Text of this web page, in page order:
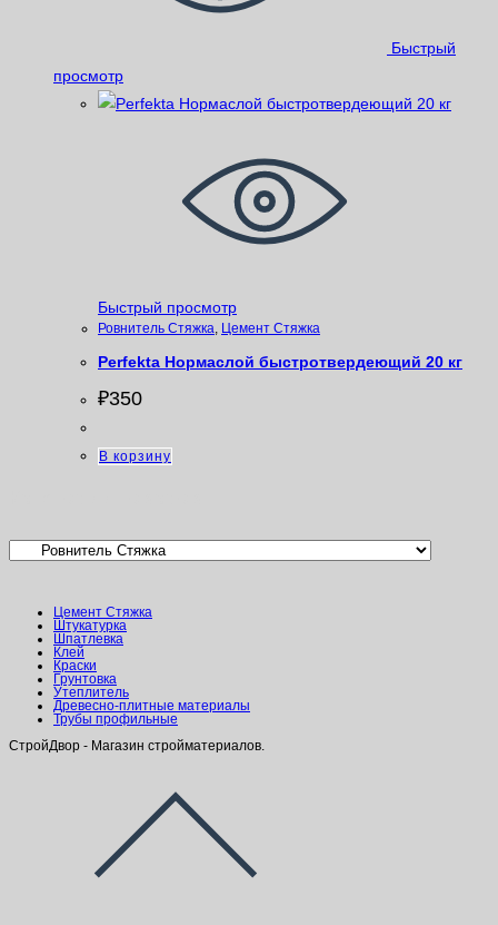
Быстрый
просмотр
Быстрый просмотр
Ровнитель Стяжка, Цемент Стяжка
Perfekta Нормаслой быстротвердеющий 20 кг
₽350
В корзину
Цемент Стяжка
Штукатурка
Шпатлевка
Клей
Краски
Грунтовка
Утеплитель
Древесно-плитные материалы
Трубы профильные
СтройДвор - Магазин стройматериалов.